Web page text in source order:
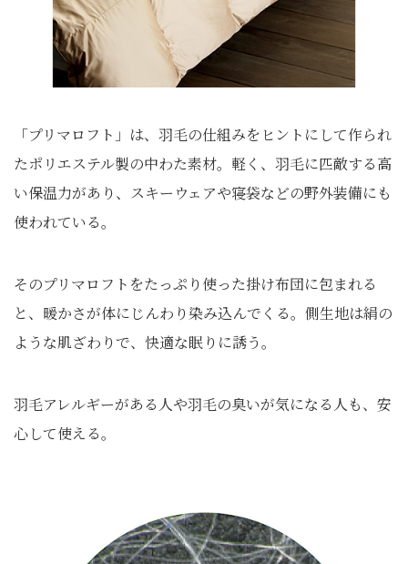
「プリマロフト」は、羽毛の仕組みをヒントにして作られ
たポリエステル製の中わた素材。軽く、羽毛に匹敵する高
い保温力があり、スキーウェアや寝袋などの野外装備にも
使われている。
そのプリマロフトをたっぷり使った掛け布団に包まれる
と、暖かさが体にじんわり染み込んでくる。側生地は絹の
ような肌ざわりで、快適な眠りに誘う。
羽毛アレルギーがある人や羽毛の臭いが気になる人も、安
心して使える。